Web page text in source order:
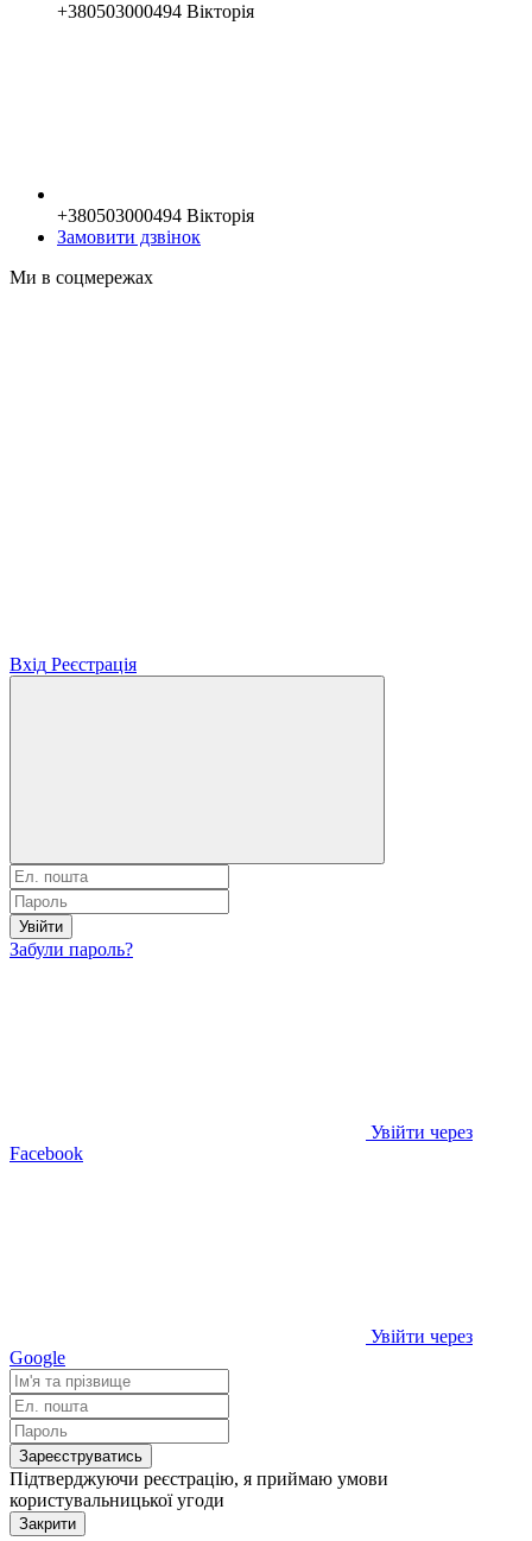
+380503000494 Вікторія
+380503000494 Вікторія
Замовити дзвінок
Ми в соцмережах
Вхід Реєстрація
Увійти
Забули пароль?
Увійти через
Facebook
Увійти через
Google
Зареєструватись
Підтверджуючи реєстрацію, я приймаю умови
користувальницької угоди
Закрити